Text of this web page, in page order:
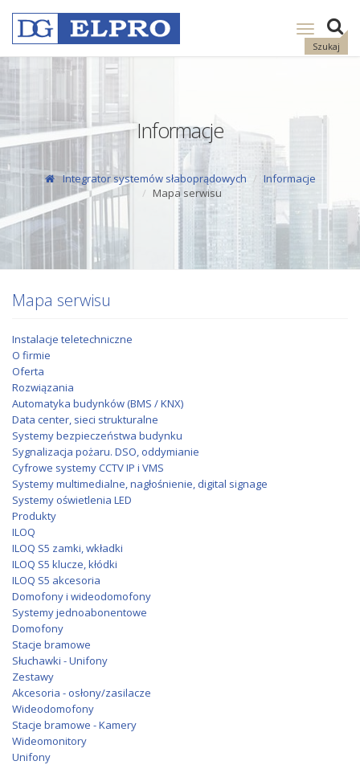
Szukaj
Pokaż
nawigację
Informacje
Integrator systemów słaboprądowych
Informacje
Mapa serwisu
Mapa serwisu
Instalacje teletechniczne
O firmie
Oferta
Rozwiązania
Automatyka budynków (BMS / KNX)
Data center, sieci strukturalne
Systemy bezpieczeństwa budynku
Sygnalizacja pożaru. DSO, oddymianie
Cyfrowe systemy CCTV IP i VMS
Systemy multimedialne, nagłośnienie, digital signage
Systemy oświetlenia LED
Produkty
ILOQ
ILOQ S5 zamki, wkładki
ILOQ S5 klucze, kłódki
ILOQ S5 akcesoria
Domofony i wideodomofony
Systemy jednoabonentowe
Domofony
Stacje bramowe
Słuchawki - Unifony
Zestawy
Akcesoria - osłony/zasilacze
Wideodomofony
Stacje bramowe - Kamery
Wideomonitory
Unifony